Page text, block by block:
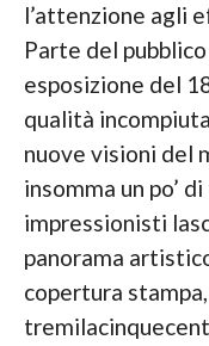
l’attenzione agli
Parte del
esposizione del
qualità
nuove visioni del
insomma un po’
impressionisti
panorama
copertura